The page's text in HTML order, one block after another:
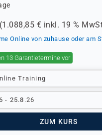
(1.088,85 € inkl. 19 %
Online von zuhause oder am
13 Garantietermine vor
Training
- 25.8.26
ZUM KURS